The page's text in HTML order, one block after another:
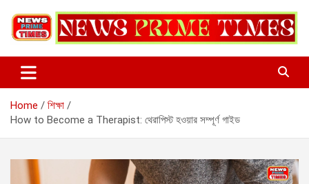
content
Home
শিক্ষা
How to Become a Therapist: থেরাপিস্ট হওয়ার সম্পূর্ণ গাইড